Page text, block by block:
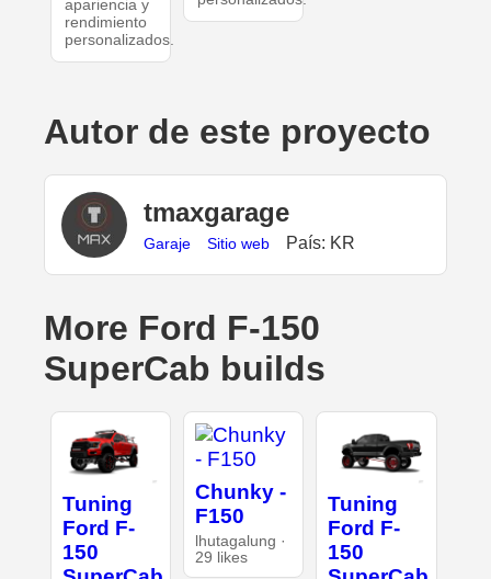
apariencia y
rendimiento
personalizados.
Autor de este proyecto
tmaxgarage
Garaje Sitio web País: KR
More Ford F-150
SuperCab builds
Tuning
Ford F-
150
Chunky -
F150
lhutagalung ·
29 likes
Tuning
Ford F-
150